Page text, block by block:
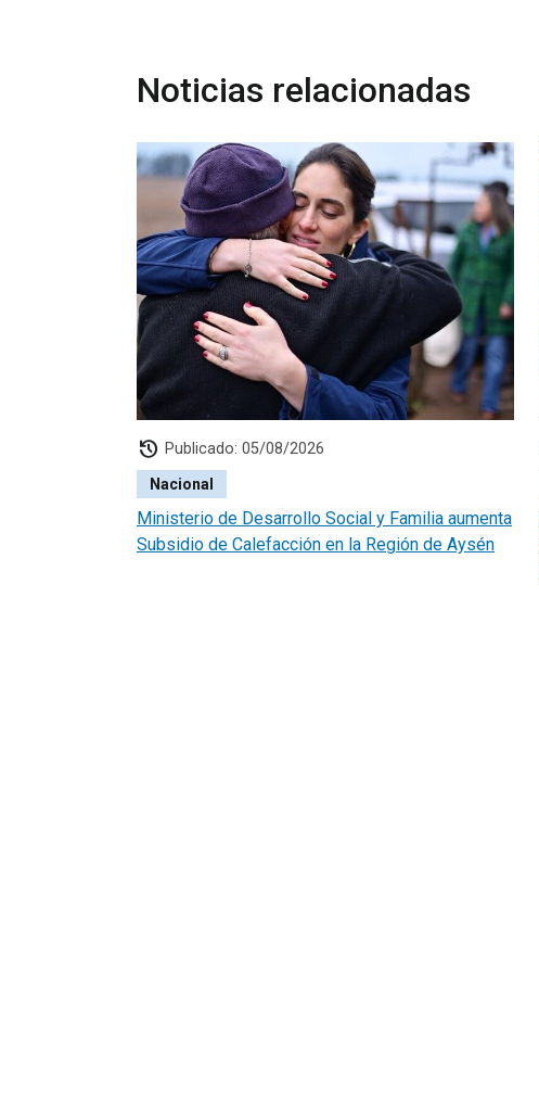
Noticias relacionadas
history Publicado: 05/08/2026
Nacional
Ministerio de Desarrollo Social y Familia aumenta
Subsidio de Calefacción en la Región de Aysén